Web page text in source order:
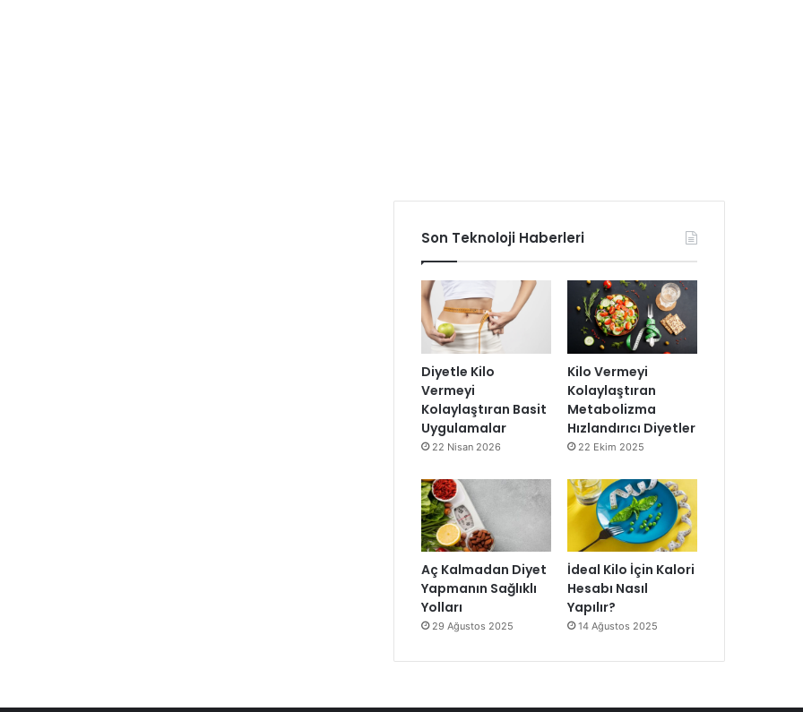
Son Teknoloji Haberleri
Diyetle Kilo
Vermeyi
Kolaylaştıran Basit
Uygulamalar
22 Nisan 2026
Kilo Vermeyi
Kolaylaştıran
Metabolizma
Hızlandırıcı Diyetler
22 Ekim 2025
Aç Kalmadan Diyet
Yapmanın Sağlıklı
Yolları
29 Ağustos 2025
İdeal Kilo İçin Kalori
Hesabı Nasıl
Yapılır?
14 Ağustos 2025